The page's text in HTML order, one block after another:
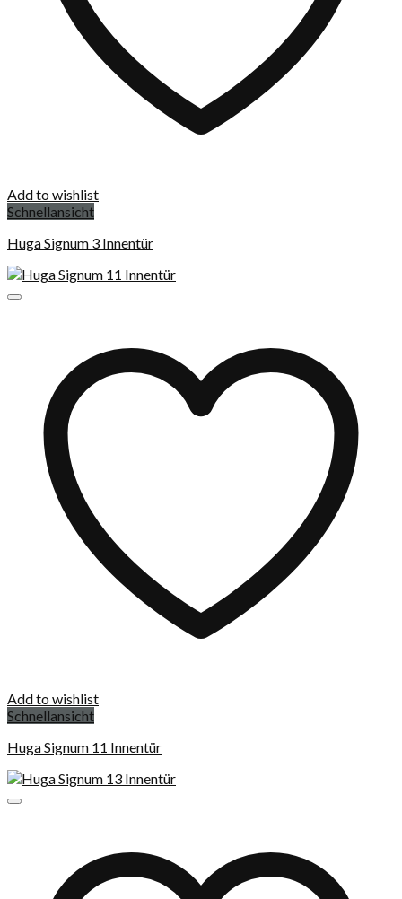
Add to wishlist
Schnellansicht
Huga Signum 3 Innentür
Add to wishlist
Schnellansicht
Huga Signum 11 Innentür